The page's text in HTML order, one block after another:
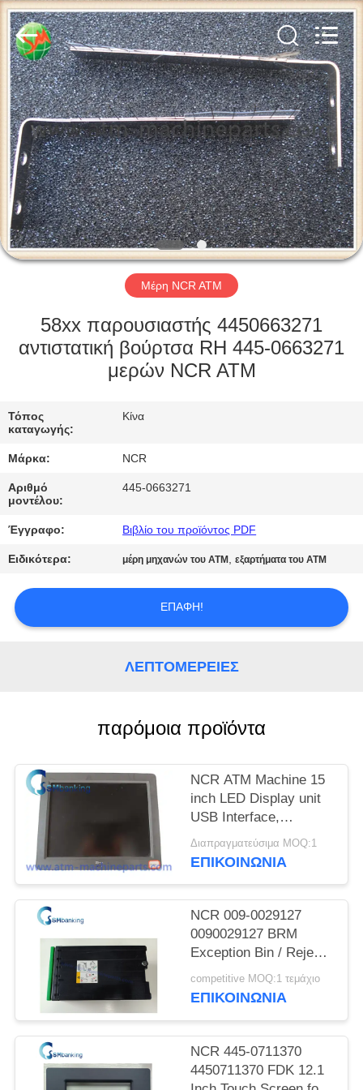
ΣΠΊΤΙ
ΠΡΟΪΌΝΤΑ
ΠΕΡΊΠΟΥ
ΕΜΕΊΣ
ΓΎΡΟΣ
ΕΡΓΟΣΤΑΣΊΩΝ
ΠΟΙΟΤΙΚΌΣ
ΜΑΣ
ΕΛΆΤΕ
ΕΠΑΦΉ
ΜΕ
ΖΗΤΉΣΤΕ
SITEMAP
PRIVACY
POLICY
GSM
International
Trade
Co.,Ltd..
Rights
Reserved.
Μέρη NCR ATM
58xx παρουσιαστής 4450663271
αντιστατική βούρτσα RH 445-0663271
μερών NCR ATM
Τόπος
καταγωγής:
Κίνα
Μάρκα: NCR
Αριθμό
μοντέλου:
445-0663271
Έγγραφο: Βιβλίο του προϊόντος PDF
Ειδικότερα: μέρη μηχανών του ATM ,εξαρτήματα του ATM
ΕΠΑΦΉ!
ΛΕΠΤΟΜΈΡΕΙΕΣ
παρόμοια προϊόντα
NCR ATM Machine 15
inch LED Display unit
USB Interface,
SN:5943-5100-9090;
Power rating 12V-
Διαπραγματεύσιμα MOQ:1
ΕΠΙΚΟΙΝΩΝΊΑ
NCR 009-0029127
0090029127 BRM
Exception Bin / Reject
Cassette
competitive MOQ:1 τεμάχιο
ΕΠΙΚΟΙΝΩΝΊΑ
NCR 445-0711370
4450711370 FDK 12.1